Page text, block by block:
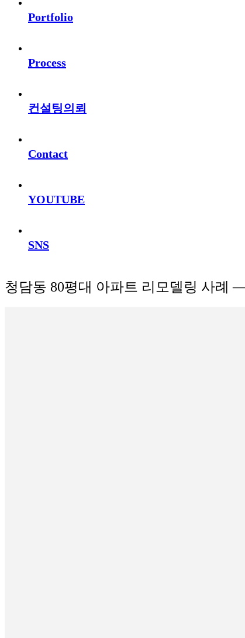
Portfolio
Process
컨설팅의뢰
Contact
YOUTUBE
SNS
청담동 80평대 아파트 리모델링 사례